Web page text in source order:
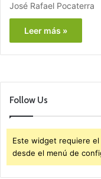
José Rafael Pocaterra
Leer más »
Follow Us
Este widget requiere
desde el menú de